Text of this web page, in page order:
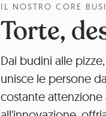
IL NOSTRO CORE
Torte,
Dai budini alle
unisce le persone
costante attenzione